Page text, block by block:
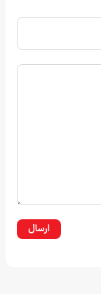
ارسال